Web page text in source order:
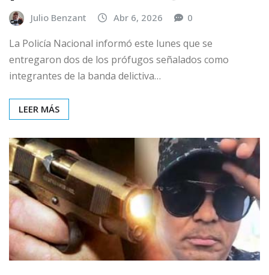
Julio Benzant Abr 6, 2026 0
La Policía Nacional informó este lunes que se
entregaron dos de los prófugos señalados como
integrantes de la banda delictiva…
LEER MÁS